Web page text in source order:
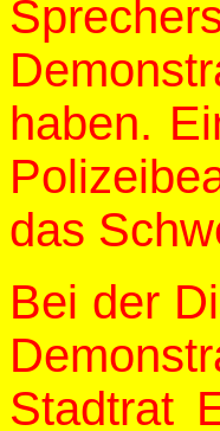
haben.
das
Bei der
Stadtrat